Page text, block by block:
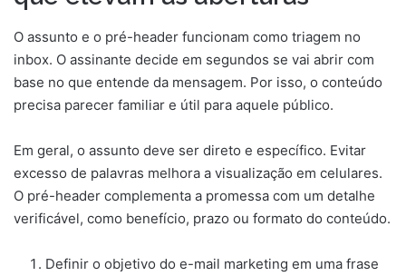
O assunto e o pré-header funcionam como triagem no
inbox. O assinante decide em segundos se vai abrir com
base no que entende da mensagem. Por isso, o conteúdo
precisa parecer familiar e útil para aquele público.
Em geral, o assunto deve ser direto e específico. Evitar
excesso de palavras melhora a visualização em celulares.
O pré-header complementa a promessa com um detalhe
verificável, como benefício, prazo ou formato do conteúdo.
Definir o objetivo do e-mail marketing em uma frase